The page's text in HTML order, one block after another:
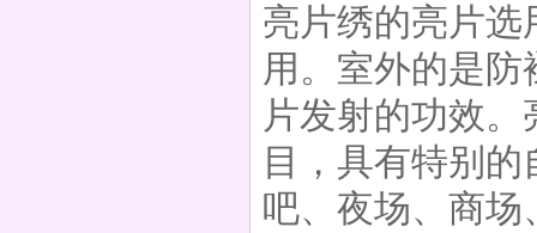
亮片绣的亮片选
用。室外的是
片发射的功效
目，具有特别
吧、夜场、商